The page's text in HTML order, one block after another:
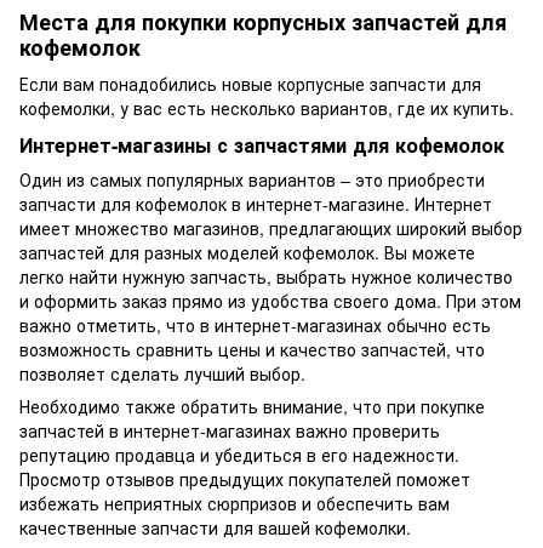
Места для покупки корпусных запчастей для
кофемолок
Если вам понадобились новые корпусные запчасти для
кофемолки, у вас есть несколько вариантов, где их купить.
Интернет-магазины с запчастями для кофемолок
Один из самых популярных вариантов – это приобрести
запчасти для кофемолок в интернет-магазине. Интернет
имеет множество магазинов, предлагающих широкий выбор
запчастей для разных моделей кофемолок. Вы можете
легко найти нужную запчасть, выбрать нужное количество
и оформить заказ прямо из удобства своего дома. При этом
важно отметить, что в интернет-магазинах обычно есть
возможность сравнить цены и качество запчастей, что
позволяет сделать лучший выбор.
Необходимо также обратить внимание, что при покупке
запчастей в интернет-магазинах важно проверить
репутацию продавца и убедиться в его надежности.
Просмотр отзывов предыдущих покупателей поможет
избежать неприятных сюрпризов и обеспечить вам
качественные запчасти для вашей кофемолки.